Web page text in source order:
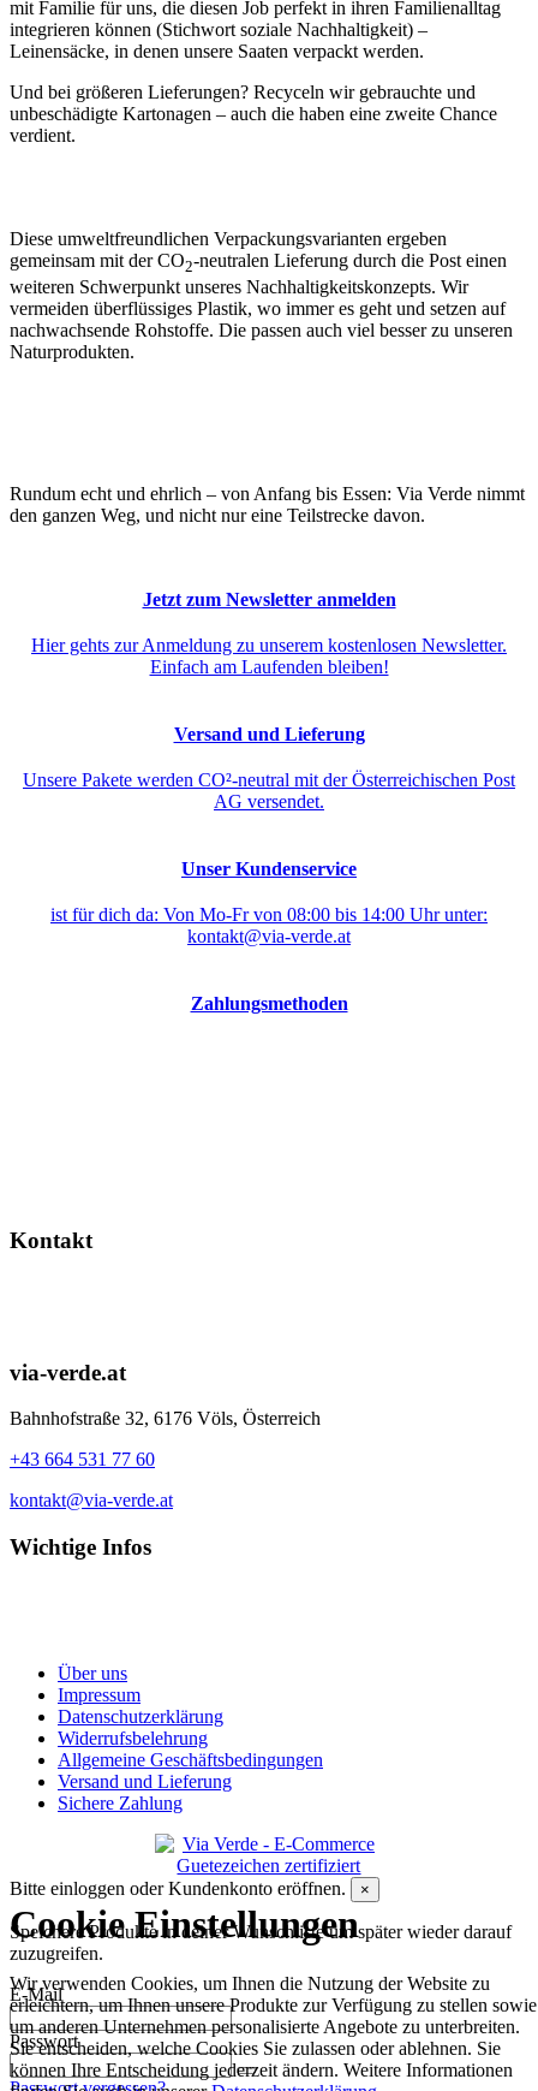
mit Familie für uns, die diesen Job perfekt in ihren Familienalltag
integrieren können (Stichwort soziale Nachhaltigkeit) –
Leinensäcke, in denen unsere Saaten verpackt werden.
Und bei größeren Lieferungen? Recyceln wir gebrauchte und
unbeschädigte Kartonagen – auch die haben eine zweite Chance
verdient.
Diese umweltfreundlichen Verpackungsvarianten ergeben
gemeinsam mit der CO2-neutralen Lieferung durch die Post einen
weiteren Schwerpunkt unseres Nachhaltigkeitskonzepts. Wir
vermeiden überflüssiges Plastik, wo immer es geht und setzen auf
nachwachsende Rohstoffe. Die passen auch viel besser zu unseren
Naturprodukten.
Rundum echt und ehrlich – von Anfang bis Essen: Via Verde nimmt
den ganzen Weg, und nicht nur eine Teilstrecke davon.
Jetzt zum Newsletter anmelden
Hier gehts zur Anmeldung zu unserem kostenlosen Newsletter.
Einfach am Laufenden bleiben!
Versand und Lieferung
Unsere Pakete werden CO²-neutral mit der Österreichischen Post
AG versendet.
Unser Kundenservice
ist für dich da: Von Mo-Fr von 08:00 bis 14:00 Uhr unter:
kontakt@via-verde.at
Zahlungsmethoden
Kontakt
via-verde.at
Bahnhofstraße 32, 6176 Völs, Österreich
+43 664 531 77 60
kontakt@via-verde.at
Wichtige Infos
Über uns
Impressum
Datenschutzerklärung
Widerrufsbelehrung
Allgemeine Geschäftsbedingungen
Versand und Lieferung
Sichere Zahlung
Cookie Einstellungen
Wir verwenden Cookies, um Ihnen die Nutzung der Website zu
erleichtern, um Ihnen unsere Produkte zur Verfügung zu stellen sowie
um anderen Unternehmen personalisierte Angebote zu unterbreiten.
Sie entscheiden, welche Cookies Sie zulassen oder ablehnen. Sie
können Ihre Entscheidung jederzeit ändern. Weitere Informationen
Bitte einloggen oder Kundenkonto eröffnen. ×
Speichere Produkte in deiner Wunschliste um später wieder darauf
zuzugreifen.
E-Mail
Passwort